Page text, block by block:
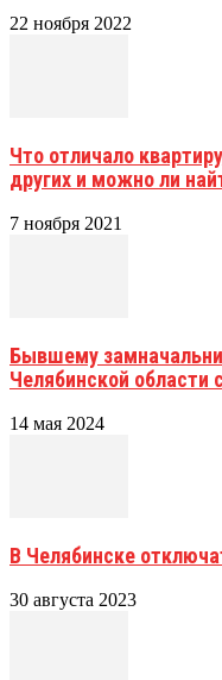
22 ноября 2022
Что отличало
других и можно ли
7 ноября 2021
Бывшему
Челябинской области
14 мая 2024
В Челябинске
30 августа 2023